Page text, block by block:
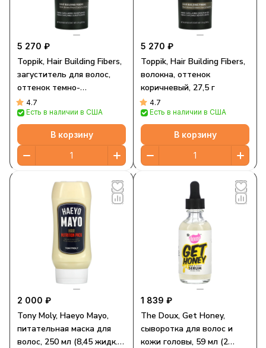
5 270 ₽
Toppik, Hair Building Fibers,
загуститель для волос,
оттенок темно-
коричневый, 27,5 г (0,97
унции)
4.7
Есть в наличии в США
В корзину
5 270 ₽
Toppik, Hair Building Fibers,
волокна, оттенок
коричневый, 27,5 г
4.7
Есть в наличии в США
В корзину
2 000 ₽
Tony Moly, Haeyo Mayo,
питательная маска для
волос, 250 мл (8,45 жидк.
1 839 ₽
The Doux, Get Honey,
сыворотка для волос и
кожи головы, 59 мл (2